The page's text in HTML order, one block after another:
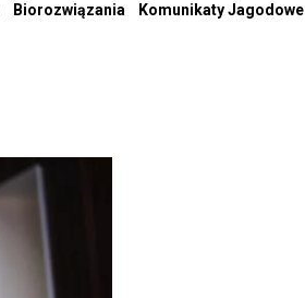
Biorozwiązania Komunikaty Jagodowe